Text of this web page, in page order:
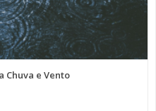
Chuva e Vento